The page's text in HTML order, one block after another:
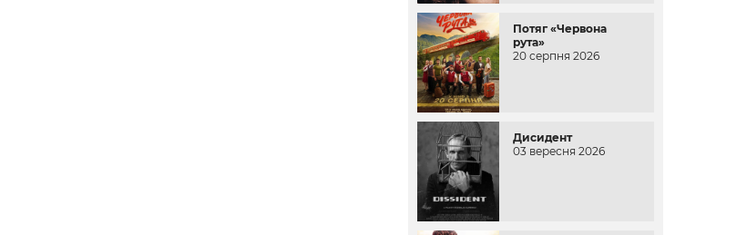
Потяг «Червона
рута»
20 серпня 2026
Дисидент
03 вересня 2026